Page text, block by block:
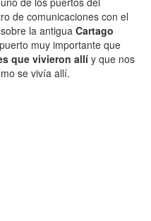
de comunicaciones con el
la antigua Cartago
muy importante que
que vivieron allíy que nos
se vivía allí.